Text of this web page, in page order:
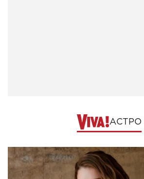
АСТРО